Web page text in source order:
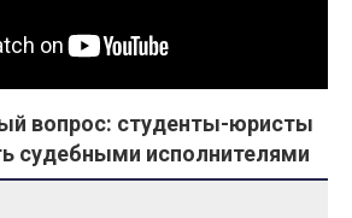
вопрос: студенты-юристы
судебными исполнителями